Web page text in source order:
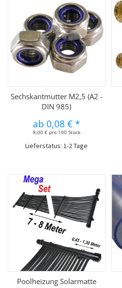
Sechskantmutter M2,5 (A2 -
DIN 985)
ab 0,08 € *
8,00 € pro 100 Stück
Lieferstatus: 1-2 Tage
Poolheizung Solarmatte